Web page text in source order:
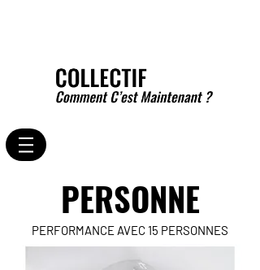
PERSONNE
PERFORMANCE AVEC 15 PERSONNES